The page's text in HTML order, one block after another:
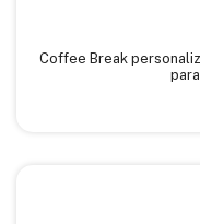
Coffee Break